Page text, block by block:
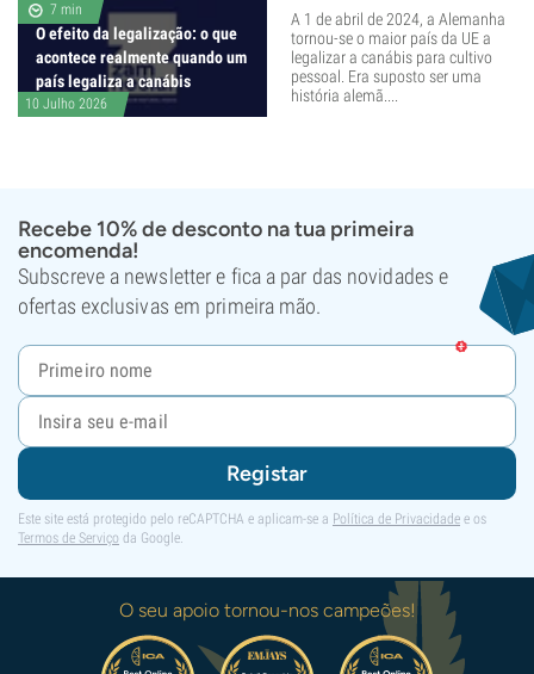
7 min
O efeito da legalização: o que
acontece realmente quando um
país legaliza a canábis
10 Julho 2026
A 1 de abril de 2024, a Alemanha
tornou-se o maior país da UE a
legalizar a canábis para cultivo
pessoal. Era suposto ser uma
história alemã....
Recebe 10% de desconto na tua primeira
encomenda!
Subscreve a newsletter e fica a par das novidades e
ofertas exclusivas em primeira mão.
Registar
Este site está protegido pelo reCAPTCHA e aplicam-se a Política de Privacidade e os
Termos de Serviço da Google.
O seu apoio tornou-nos campeões!